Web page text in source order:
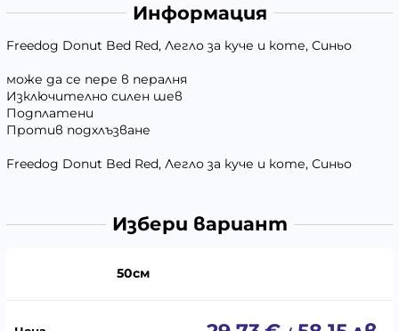
Информация
Freedog Donut Bed Red, Легло за куче и коте, Синьо
може да се пере в пералня
Изключително силен шев
Подплатени
Против подхлъзване
Freedog Donut Bed Red, Легло за куче и коте, Синьо
Избери вариант
50см